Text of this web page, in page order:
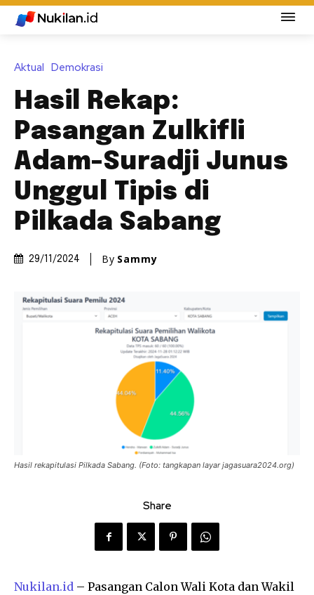
Aktual Demokrasi
Hasil Rekap:
Pasangan Zulkifli
Adam-Suradji Junus
Unggul Tipis di
Pilkada Sabang
29/11/2024 By Sammy
Hasil rekapitulasi Pilkada Sabang. (Foto: tangkapan layar jagasuara2024.org)
Share
Nukilan.id – Pasangan Calon Wali Kota dan Wakil